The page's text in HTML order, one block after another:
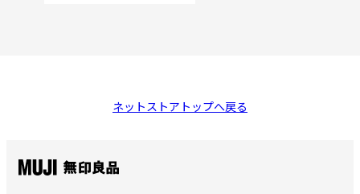
ネットストアトップへ戻る